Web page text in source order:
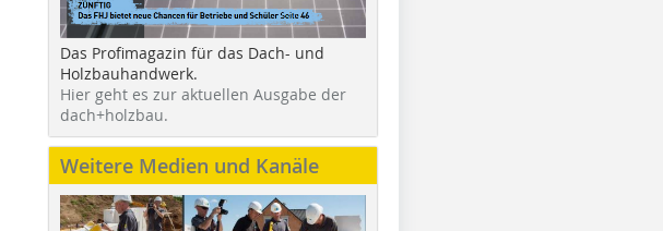
Das Profimagazin für das Dach- und
Holzbauhandwerk.
Hier geht es zur aktuellen Ausgabe der
dach+holzbau.
Weitere Medien und Kanäle